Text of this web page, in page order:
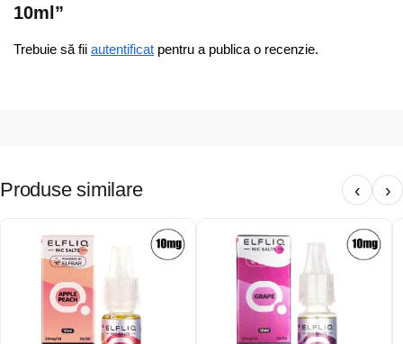
10ml”
Trebuie să fii autentificat pentru a publica o recenzie.
Produse similare ‹ ›